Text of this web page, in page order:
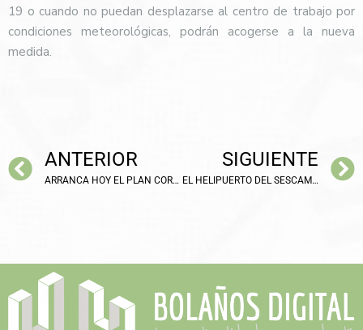
19 o cuando no puedan desplazarse al centro de trabajo por
condiciones meteorológicas, podrán acogerse a la nueva
medida.
ANTERIOR
ARRANCA HOY EL PLAN CORRESPONSABLES EN BOLAÑOS
SIGUIENTE
EL HELIPUERTO DEL SESCAM Y EL NUEVO CEMENTERIO CADA VEZ MÁS CERCA